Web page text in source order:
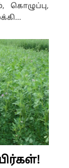
கொழுப்பு,